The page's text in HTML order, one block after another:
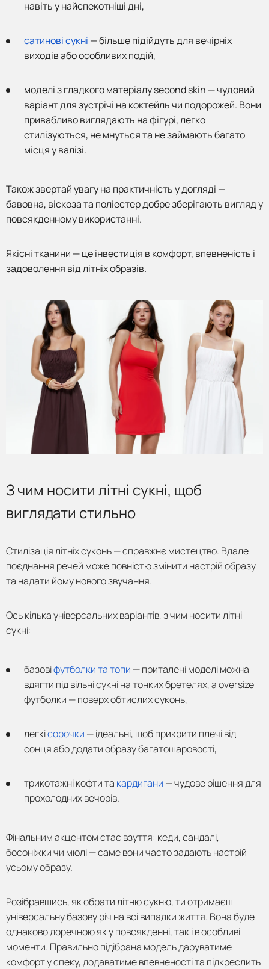
навіть у найспекотніші дні,
сатинові сукні — більше підійдуть для вечірніх
виходів або особливих подій,
моделі з гладкого матеріалу second skin — чудовий
варіант для зустрічі на коктейль чи подорожей. Вони
привабливо виглядають на фігурі, легко
стилізуються, не мнуться та не займають багато
місця у валізі.
Також звертай увагу на практичність у догляді —
бавовна, віскоза та поліестер добре зберігають вигляд у
повсякденному використанні.
Якісні тканини — це інвестиція в комфорт, впевненість і
задоволення від літніх образів.
З чим носити літні сукні, щоб
виглядати стильно
Стилізація літніх суконь — справжнє мистецтво. Вдале
поєднання речей може повністю змінити настрій образу
та надати йому нового звучання.
Ось кілька універсальних варіантів, з чим носити літні
сукні:
базовіфутболки та топи — приталені моделі можна
вдягти під вільні сукні на тонких бретелях, а oversize
футболки — поверх обтислих суконь,
легкісорочки — ідеальні, щоб прикрити плечі від
сонця або додати образу багатошаровості,
трикотажні кофти та кардигани — чудове рішення для
прохолодних вечорів.
Фінальним акцентом стає взуття: кеди, сандалі,
босоніжки чи мюлі — саме вони часто задають настрій
усьому образу.
Розібравшись, як обрати літню сукню, ти отримаєш
універсальну базову річ на всі випадки життя. Вона буде
однаково доречною як у повсякденні, так і в особливі
моменти. Правильно підібрана модель даруватиме
комфорт у спеку, додаватиме впевненості та підкреслить